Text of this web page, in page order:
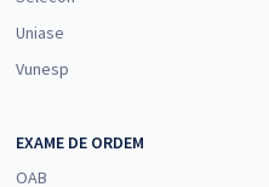
Uniase
Vunesp
EXAME DE ORDEM
OAB